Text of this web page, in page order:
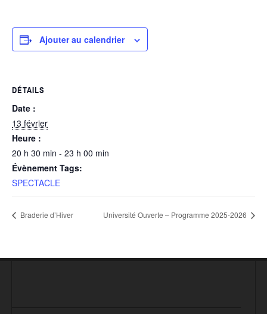
Ajouter au calendrier
DÉTAILS
Date :
13 février
Heure :
20 h 30 min - 23 h 00 min
Évènement Tags:
SPECTACLE
Braderie d’Hiver Université Ouverte – Programme 2025-2026